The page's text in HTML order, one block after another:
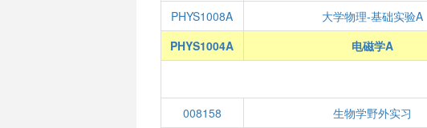
PHYS1008A
大学物理-基础实验A
PHYS1004A
电磁学A
008158 生物学野外实习